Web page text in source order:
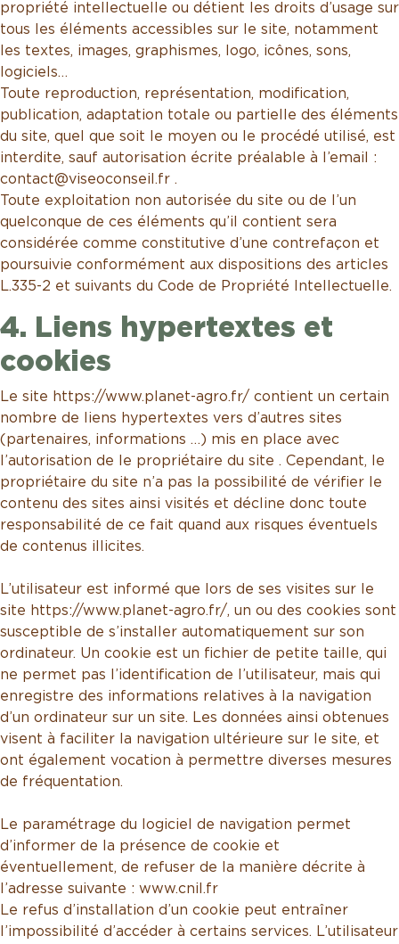
propriété intellectuelle ou détient les droits d’usage sur
tous les éléments accessibles sur le site, notamment
les textes, images, graphismes, logo, icônes, sons,
logiciels…
Toute reproduction, représentation, modification,
publication, adaptation totale ou partielle des éléments
du site, quel que soit le moyen ou le procédé utilisé, est
interdite, sauf autorisation écrite préalable à l’email :
contact@viseoconseil.fr .
Toute exploitation non autorisée du site ou de l’un
quelconque de ces éléments qu’il contient sera
considérée comme constitutive d’une contrefaçon et
poursuivie conformément aux dispositions des articles
L.335-2 et suivants du Code de Propriété Intellectuelle.
4. Liens hypertextes et
cookies
Le site https://www.planet-agro.fr/ contient un certain
nombre de liens hypertextes vers d’autres sites
(partenaires, informations …) mis en place avec
l’autorisation de le propriétaire du site . Cependant, le
propriétaire du site n’a pas la possibilité de vérifier le
contenu des sites ainsi visités et décline donc toute
responsabilité de ce fait quand aux risques éventuels
de contenus illicites.
L’utilisateur est informé que lors de ses visites sur le
site https://www.planet-agro.fr/, un ou des cookies sont
susceptible de s’installer automatiquement sur son
ordinateur. Un cookie est un fichier de petite taille, qui
ne permet pas l’identification de l’utilisateur, mais qui
enregistre des informations relatives à la navigation
d’un ordinateur sur un site. Les données ainsi obtenues
visent à faciliter la navigation ultérieure sur le site, et
ont également vocation à permettre diverses mesures
de fréquentation.
Le paramétrage du logiciel de navigation permet
d’informer de la présence de cookie et
éventuellement, de refuser de la manière décrite à
l’adresse suivante : www.cnil.fr
Le refus d’installation d’un cookie peut entraîner
l’impossibilité d’accéder à certains services. L’utilisateur